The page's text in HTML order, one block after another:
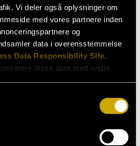
Vi deler også oplysninger om
med vores partnere inden
og
data i overensstemmelse
Data Responsibility Site.
disse data med andre
Olav Dybro
Lundsgaard
30. marts 2026